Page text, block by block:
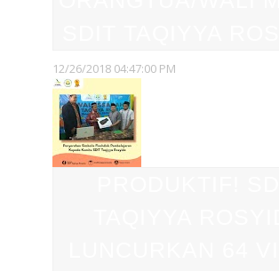
12/26/2018 04:47:00 PM